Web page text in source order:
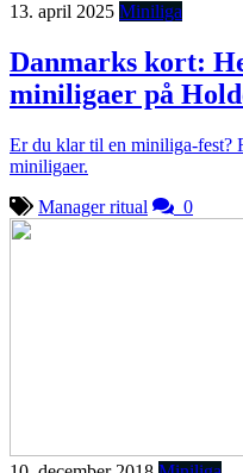
13. april 2025 Miniliga
Danmarks kort:
miniligaer på
Er du klar til en miniliga-fest?
miniligaer.
Manager ritual
0